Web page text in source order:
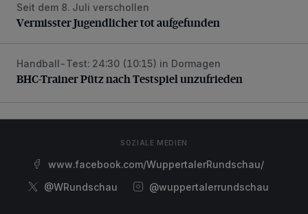
Vermisster Jugendlicher tot aufgefunden
Seit dem 8. Juli verschollen
Vermisster Jugendlicher tot aufgefunden
BHC-Trainer Pütz nach Testspiel unzufrieden
Handball-Test: 24:30 (10:15) in Dormagen
BHC-Trainer Pütz nach Testspiel unzufrieden
SOZIALE MEDIEN
www.facebook.com/WuppertalerRundschau/
@WRundschau
@wuppertalerrundschau